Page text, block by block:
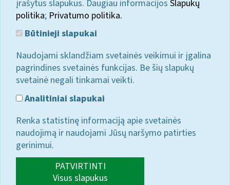
įrašytus slapukus. Daugiau informacijos Slapukų
politika; Privatumo politika.
Būtinieji slapukai
Naudojami sklandžiam svetainės veikimui ir įgalina
pagrindines svetainės funkcijas. Be šių slapukų
svetainė negali tinkamai veikti.
Analitiniai slapukai
Renka statistinę informaciją apie svetainės
naudojimą ir naudojami Jūsų naršymo patirties
gerinimui.
PATVIRTINTI
Visus slapukus